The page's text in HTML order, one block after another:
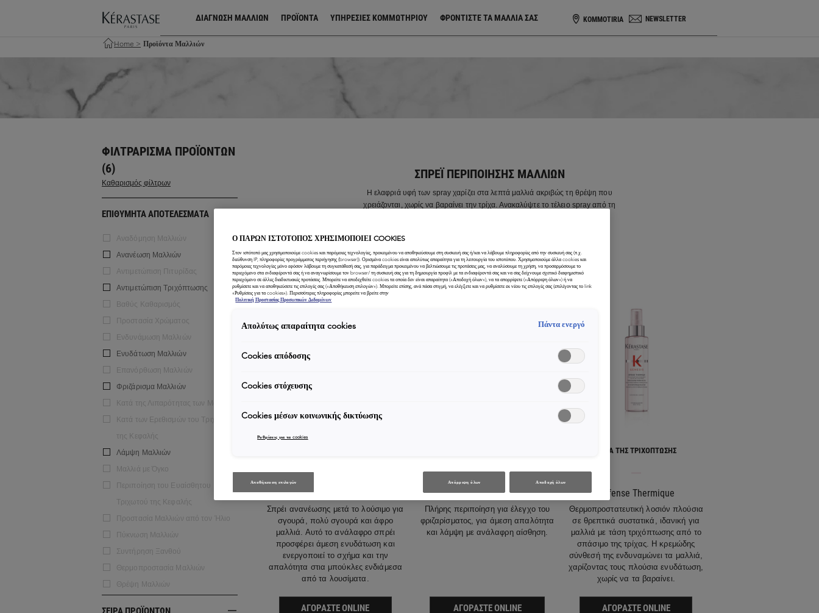
ΔΙΑΓΝΩΣΗ ΜΑΛΛΙΩΝ ΠΡΟΪΌΝΤΑ ΥΠΗΡΕΣΙΕΣ ΚΟΜΜΩΤΗΡΙΟΥ ΦΡΟΝΤΊΣΤΕ ΤΑ ΜΑΛΛΙΆ ΣΑΣ KOMMOTIRIA NEWSLETTER
Home > Προϊόντα Μαλλιών
ΦΙΛΤΡΆΡΙΣΜΑ ΠΡΟΪΌΝΤΩΝ
(6)
Καθαρισμός φίλτρων
ΕΠΙΘΥΜΗΤΑ ΑΠΟΤΕΛΕΣΜΑΤΑ
Αναδόμηση Μαλλιών
Ανανέωση Μαλλιών
Αντιμετώπιση Πιτυρίδας
Αντιμετώπιση Τριχόπτωσης
Βαθύς Καθαρισμός
Προστασία Χρώματος
Ενδυνάμωση Μαλλιών
Ενυδάτωση Μαλλιών
Επανόρθωση Μαλλιών
Φριζάρισμα Μαλλιών
Κατά της Λιπαρότητας των Μαλλιών
Κατά των Ερεθισμών του Τριχωτού
της Κεφαλής
Λάμψη Μαλλιών
Μαλλιά με Όγκο
Περιποίηση του Ευαίσθητου
Τριχωτού της Κεφαλής
Προστασία Μαλλιών από τον Ήλιο
Πύκνωση Μαλλιών
Συντήρηση Ξανθού
Θερμοπροστασία Μαλλιών
Θρέψη Μαλλιών
ΣΠΡΈΙ ΠΕΡΙΠΟΊΗΣΗΣ ΜΑΛΛΙΏΝ
Η ελαφριά υφή των spray χαρίζει στα λεπτά μαλλιά ακριβώς τη θρέψη που
χρειάζονται, χωρίς να βαραίνει την τρίχα. Ανακαλύψτε το τέλειο spray από τη
Refresh Absolu
Σπρέι ανανέωσης μετά το λούσιμο για
σγουρά, πολύ σγουρά και άφρο
μαλλιά. Αυτό το ανάλαφρο σπρέι
προσφέρει άμεση ενυδάτωση και
ενεργοποιεί το σχήμα και την
απαλότητα στια μπούκλες ενδιάμεσα
από τα λουσίματα.
ΑΓΟΡΆΣΤΕ ONLINE
Spray Fluidissime
Πλήρης περιποίηση για έλεγχο του
φριζαρίσματος, για άμεση απαλότητα
και λάμψη με ανάλαφρη αίσθηση.
ΑΓΟΡΆΣΤΕ ONLINE
ΚΑΤΆ ΤΗΣ ΤΡΙΧΌΠΤΩΣΗΣ
Défense Thermique
Θερμοπροστατευτική λοσιόν πλούσια
σε θρεπτικά συστατικά, ιδανική για
μαλλιά με τάση τριχόπτωσης από το
σπάσιμο της τρίχας. Η κρεμώδης
σύνθεσή της ενδυναμώνει τα μαλλιά,
χαρίζοντας τους πλούσια ενυδάτωση,
χωρίς να τα βαραίνει.
ΑΓΟΡΆΣΤΕ ONLINE
Ο ΠΑΡΩΝ ΙΣΤΟΤΟΠΟΣ ΧΡΗΣΙΜΟΠΟΙΕΙ COOKIES
Στον ιστότοπό μας χρησιμοποιούμε cookies και παρόμοιες τεχνολογίες, προκειμένου να αποθηκεύσουμε στη συσκευή σας ή/και να λάβουμε πληροφορίες από την συσκευή σας (π.χ.
διεύθυνση IP, πληροφορίες προγράμματος περιήγησης (browser)). Ορισμένα cookies είναι απολύτως απαραίτητα για τη λειτουργία του ιστοτόπου. Χρησιμοποιούμε άλλα cookies και
παρόμοιες τεχνολογίες μόνο εφόσον λάβουμε τη συγκατάθεσή σας, για παράδειγμα προκειμένου να βελτιώσουμε τις προτάσεις μας, να αναλύσουμε τη χρήση, να προσαρμόσουμε το
περιεχόμενο στα ενδιαφέροντά σας ή να αναγνωρίσουμε τον browser/ τη συσκευή σας για τη δημιουργία προφίλ με τα ενδιαφέροντά σας και να σας δείχνουμε σχετικό διαφημιστικό
περιεχόμενο σε άλλες διαδικτυακές προτάσεις. Μπορείτε να αποδεχθείτε cookies τα οποία δεν είναι απαραίτητα («Αποδοχή όλων»), να τα απορρίψετε («Απόρριψη όλων») ή να
ρυθμίσετε και να αποθηκεύσετε τις επιλογές σας («Αποθήκευση επιλογών»). Μπορείτε επίσης, ανά πάσα στιγμή, να ελέγξετε και να ρυθμίσετε εκ νέου τις επιλογές σας (επιλέγοντας το link
«Ρυθμίσεις για τα cookies»). Περισσότερες πληροφορίες μπορείτε να βρείτε στην
Πολιτική Προστασίας Προσωπικών Δεδομένων
Απολύτως απαραίτητα cookies Πάντα ενεργό
Cookies απόδοσης
Cookies στόχευσης
Cookies μέσων κοινωνικής δικτύωσης
Ρυθμίσεις για τα cookies
Αποθήκευση επιλογών Απόρριψη όλων Αποδοχή όλων